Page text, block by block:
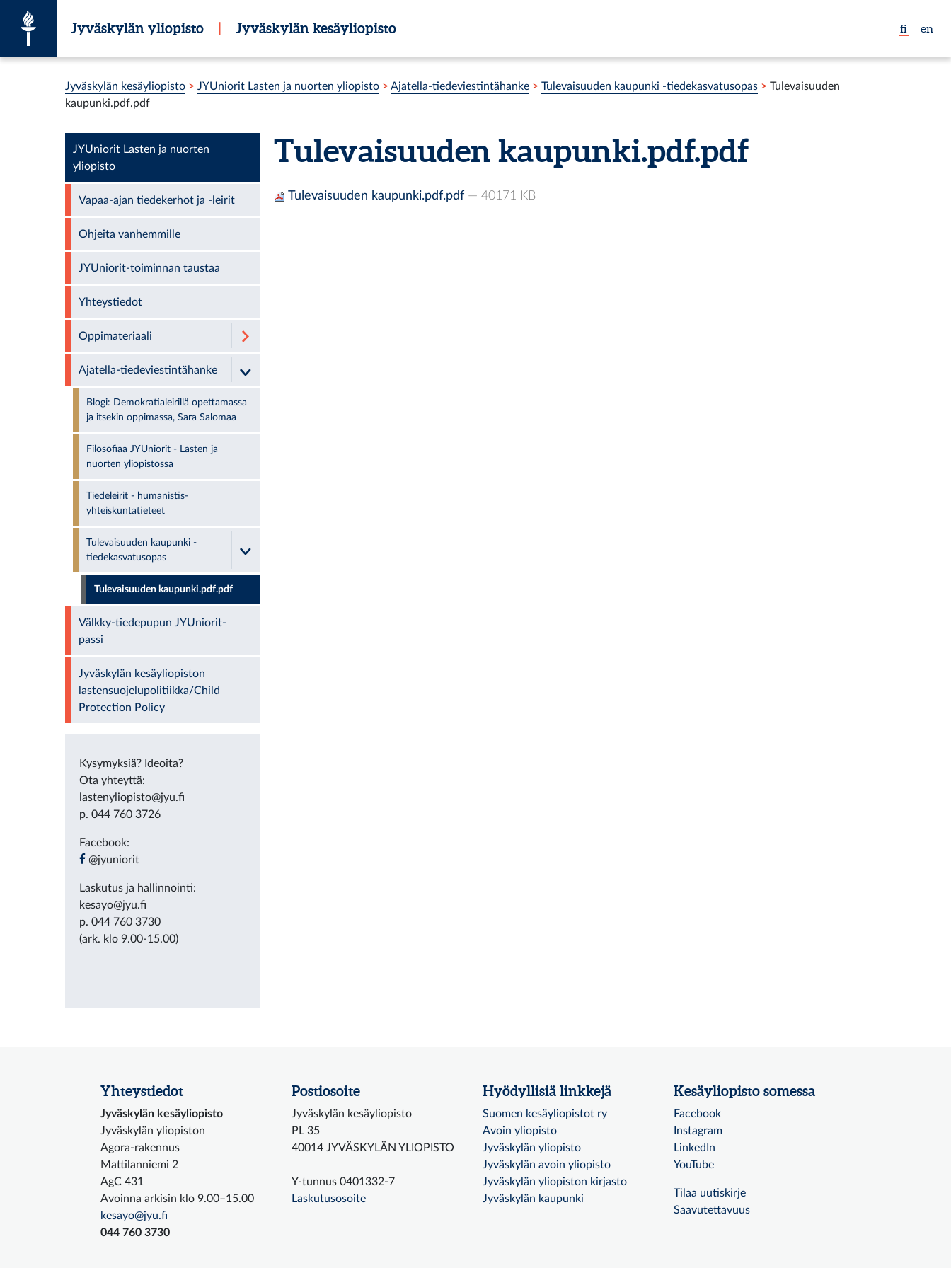
Jyväskylän yliopisto | Jyväskylän kesäyliopisto fi en
Jyväskylän kesäyliopisto > JYUniorit Lasten ja nuorten yliopisto > Ajatella-tiedeviestintähanke > Tulevaisuuden kaupunki -tiedekasvatusopas > Tulevaisuuden
kaupunki.pdf.pdf
Tulevaisuuden kaupunki.pdf.pdf
Tulevaisuuden kaupunki.pdf.pdf — 40171 KB
JYUniorit Lasten ja nuorten
yliopisto
Vapaa-ajan tiedekerhot ja -leirit
Ohjeita vanhemmille
JYUniorit-toiminnan taustaa
Yhteystiedot
Oppimateriaali
Ajatella-tiedeviestintähanke
Blogi: Demokratialeirillä opettamassa
ja itsekin oppimassa, Sara Salomaa
Filosofiaa JYUniorit - Lasten ja
nuorten yliopistossa
Tiedeleirit - humanistis-
yhteiskuntatieteet
Tulevaisuuden kaupunki -
tiedekasvatusopas
Tulevaisuuden kaupunki.pdf.pdf
Välkky-tiedepupun JYUniorit-
passi
Jyväskylän kesäyliopiston
lastensuojelupolitiikka/Child
Protection Policy
Kysymyksiä? Ideoita?
Ota yhteyttä:
lastenyliopisto@jyu.fi
p. 044 760 3726
Facebook:
@jyuniorit
Laskutus ja hallinnointi:
kesayo@jyu.fi
p. 044 760 3730
(ark. klo 9.00-15.00)
Yhteystiedot
Jyväskylän kesäyliopisto
Jyväskylän yliopiston
Agora-rakennus
Mattilanniemi 2
AgC 431
Avoinna arkisin klo 9.00–15.00
kesayo@jyu.fi
044 760 3730
Postiosoite
Jyväskylän kesäyliopisto
PL 35
40014 JYVÄSKYLÄN YLIOPISTO
Y-tunnus 0401332-7
Laskutusosoite
Hyödyllisiä linkkejä
Suomen kesäyliopistot ry
Avoin yliopisto
Jyväskylän yliopisto
Jyväskylän avoin yliopisto
Jyväskylän yliopiston kirjasto
Jyväskylän kaupunki
Kesäyliopisto somessa
Facebook
Instagram
LinkedIn
YouTube
Tilaa uutiskirje
Saavutettavuus